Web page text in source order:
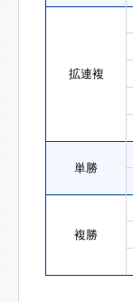
拡連複
単勝
複勝